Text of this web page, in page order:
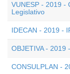
VUNESP - 2019 -
Legislativo
IDECAN - 2019 -
OBJETIVA - 2019
CONSULPLAN -